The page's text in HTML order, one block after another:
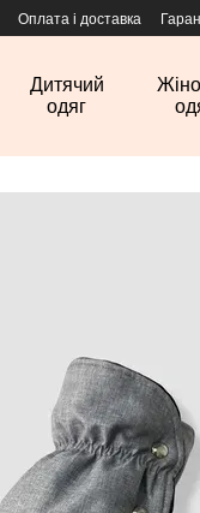
Оплата і доставка
Дитячий
одяг